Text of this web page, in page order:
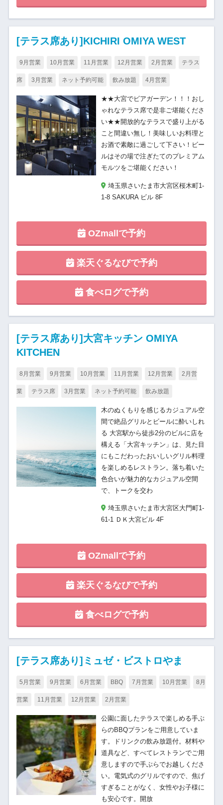
[テラス席あり]KICHIRI OMIYA WEST
9月営業 10月営業 11月営業 12月営業 2月営業 テラス
席 3月営業 ネット予約可能 飲み放題 4月営業
★★大宮でビアガーデン！！！おし
ゃれなテラス席で是非ご堪能くださ
い★★開放的なテラスで盛り上がる
こと間違い無し！美味しいお料理と
お酒で素敵に過ごして下さい！ビー
ルはその場で注ぎたてのプレミアム
モルツをご堪能ください！
埼玉県さいたま市大宮区桜木町1-
1-8 SAKURA ビル 8F
OZmallで予約
楽天ぐるなびで予約
食べログで予約
[テラス席あり]大宮キッチン OMIYA
KITCHEN
8月営業 9月営業 10月営業 11月営業 12月営業 2月営
業 テラス席 3月営業 ネット予約可能 飲み放題
木のぬくもりを感じるカジュアル空
間で絶品グリルとビールに酔いしれ
る 大宮駅から徒歩2分のビルに店を
構える「大宮キッチン」は、見た目
にもこだわったおいしいグリル料理
を楽しめるレストラン。落ち着いた
色合いが魅力的なカジュアル空間
で、トークを交わ
埼玉県さいたま市大宮区大門町1-
61-1 ＤＫ大宮ビル 4F
OZmallで予約
楽天ぐるなびで予約
食べログで予約
[テラス席あり]ミュゼ・ビストロやま
5月営業 9月営業 6月営業 BBQ 7月営業 10月営業 8月
営業 11月営業 12月営業 2月営業
公園に面したテラスで楽しめる手ぶ
らのBBQプランをご用意していま
す。ドリンクの飲み放題付。材料や
道具など、すべてレストランでご用
意しますので手ぶらでお越しくださ
い。電気式のグリルですので、焦げ
すぎることがなく、女性やお子様に
も安心です。開放